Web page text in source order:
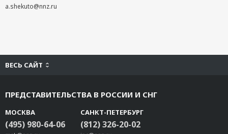
a.shekuto@nnz.ru
ВЕСЬ САЙТ
ПРЕДСТАВИТЕЛЬСТВА В РОССИИ И СНГ
МОСКВА
(495) 980-64-06
САНКТ-ПЕТЕРБУРГ
(812) 326-20-02